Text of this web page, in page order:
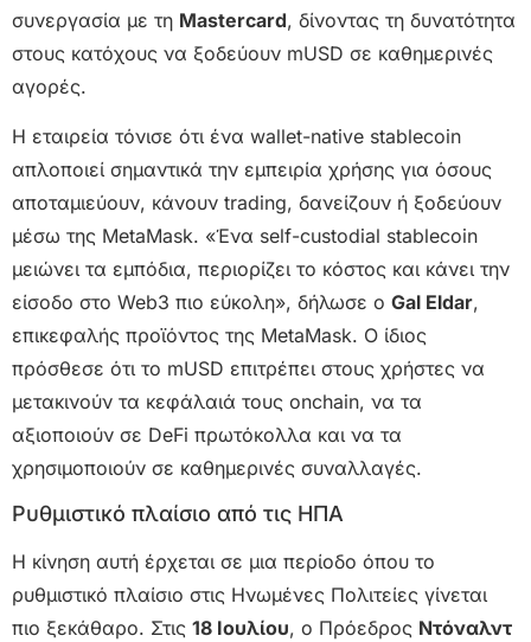
συνεργασία με τη Mastercard, δίνοντας τη δυνατότητα
στους κατόχους να ξοδεύουν mUSD σε καθημερινές
αγορές.
Η εταιρεία τόνισε ότι ένα wallet-native stablecoin
απλοποιεί σημαντικά την εμπειρία χρήσης για όσους
αποταμιεύουν, κάνουν trading, δανείζουν ή ξοδεύουν
μέσω της MetaMask. «Ένα self-custodial stablecoin
μειώνει τα εμπόδια, περιορίζει το κόστος και κάνει την
είσοδο στο Web3 πιο εύκολη», δήλωσε ο Gal Eldar,
επικεφαλής προϊόντος της MetaMask. Ο ίδιος
πρόσθεσε ότι το mUSD επιτρέπει στους χρήστες να
μετακινούν τα κεφάλαιά τους onchain, να τα
αξιοποιούν σε DeFi πρωτόκολλα και να τα
χρησιμοποιούν σε καθημερινές συναλλαγές.
Ρυθμιστικό πλαίσιο από τις ΗΠΑ
Η κίνηση αυτή έρχεται σε μια περίοδο όπου το
ρυθμιστικό πλαίσιο στις Ηνωμένες Πολιτείες γίνεται
πιο ξεκάθαρο. Στις 18 Ιουλίου, ο Πρόεδρος Ντόναλντ